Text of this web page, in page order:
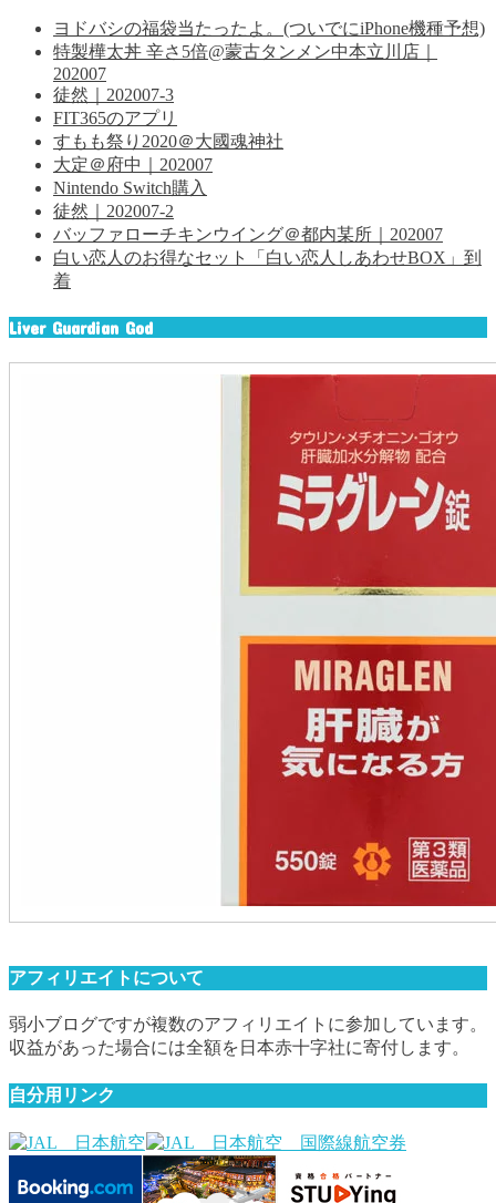
ヨドバシの福袋当たったよ。(ついでにiPhone機種予想)
特製樺太丼 辛さ5倍@蒙古タンメン中本立川店｜
202007
徒然｜202007-3
FIT365のアプリ
すもも祭り2020＠大國魂神社
大定＠府中｜202007
Nintendo Switch購入
徒然｜202007-2
バッファローチキンウイング＠都内某所｜202007
白い恋人のお得なセット「白い恋人しあわせBOX」到
着
Liver Guardian God
アフィリエイトについて
弱小ブログですが複数のアフィリエイトに参加しています。
収益があった場合には全額を日本赤十字社に寄付します。
自分用リンク